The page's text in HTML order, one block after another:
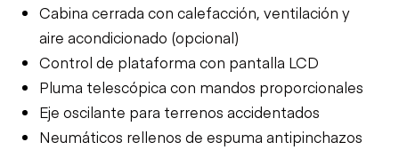
Cabina cerrada con calefacción, ventilación y
aire acondicionado (opcional)
Control de plataforma con pantalla LCD
Pluma telescópica con mandos proporcionales
Eje oscilante para terrenos accidentados
Neumáticos rellenos de espuma antipinchazos